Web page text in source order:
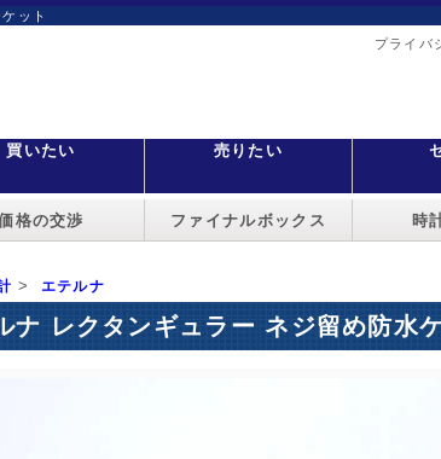
ット
プライバ
買いたい 売りたい
格の交渉 ファイナルボックス 時
> エテルナ
ナ レクタンギュラー ネジ留め防水